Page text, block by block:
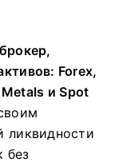
Forex,
и Spot
ликвидности
без